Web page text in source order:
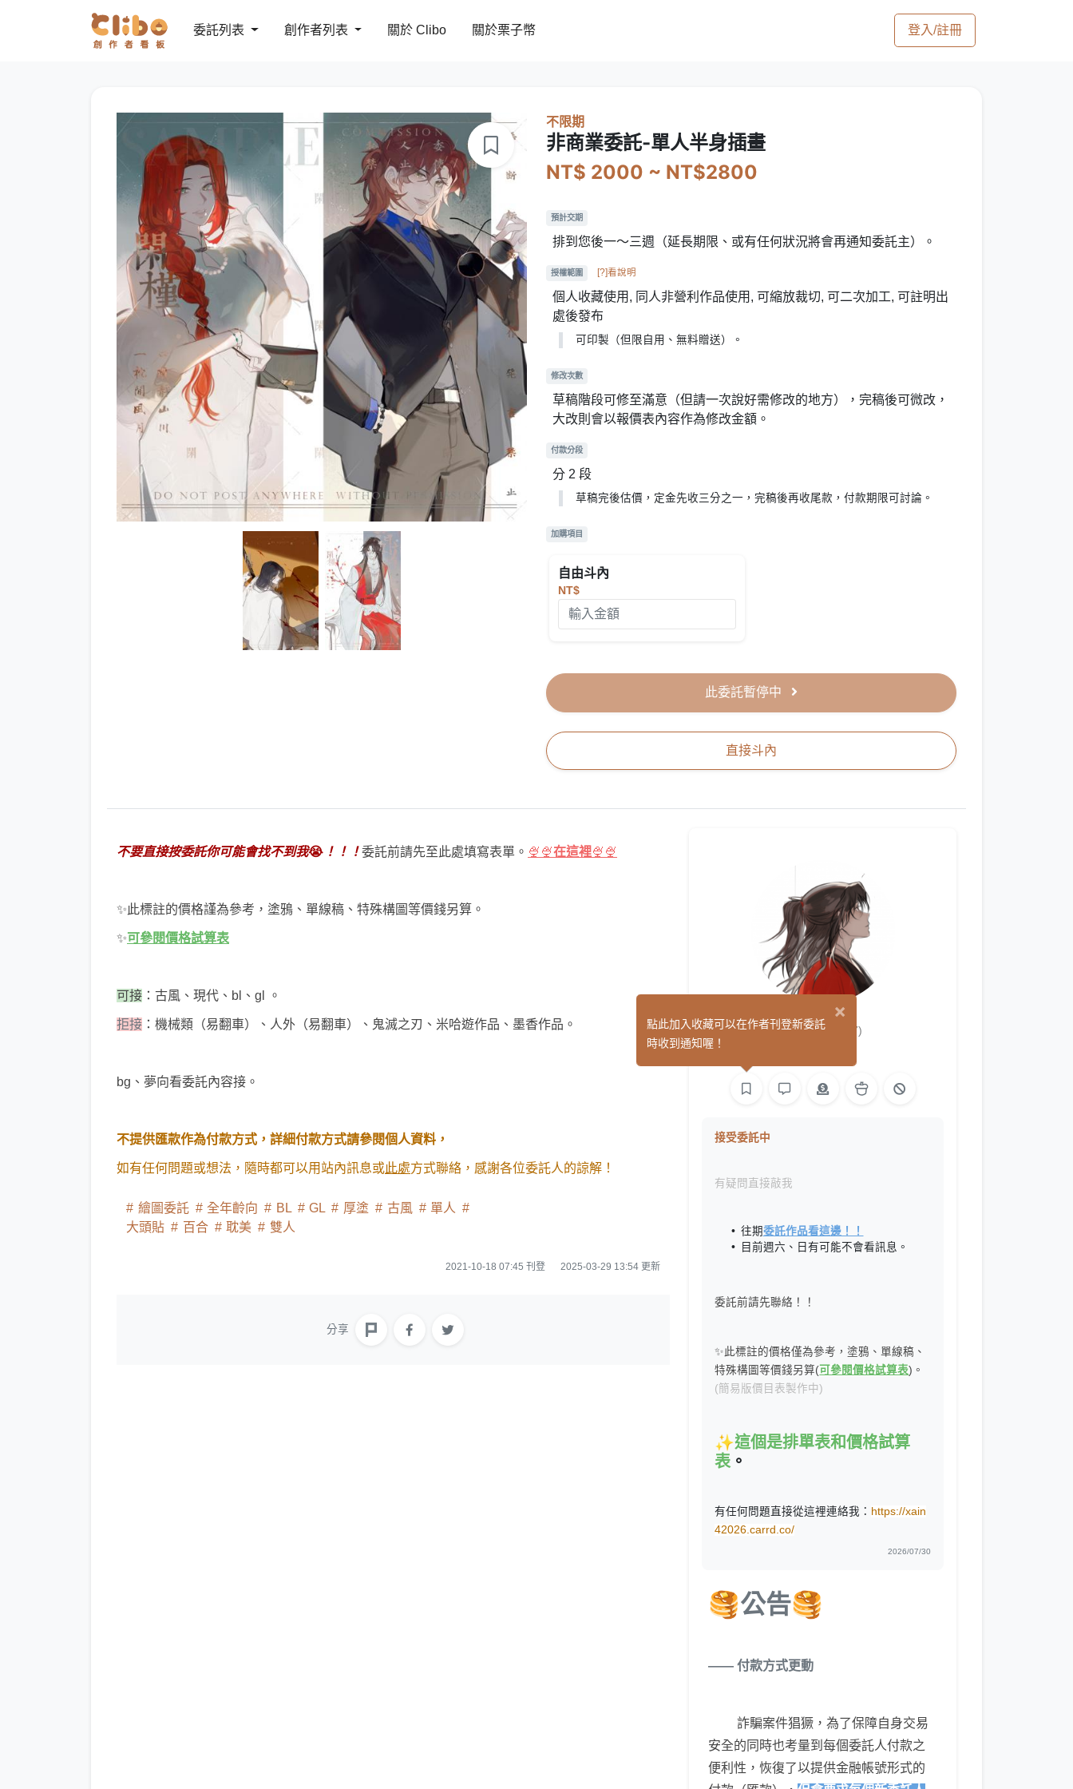
委託列表 創作者列表 關於 Clibo 關於栗子幣 登入/註冊
不限期
非商業委託-單人半身插畫
NT$ 2000 ~ NT$2800
預計交期
排到您後一～三週（延長期限、或有任何狀況將會再通知委託主）。
授權範圍 [?]看說明
個人收藏使用, 同人非營利作品使用, 可縮放裁切, 可二次加工, 可註明出
處後發布
可印製（但限自用、無料贈送）。
修改次數
草稿階段可修至滿意（但請一次說好需修改的地方），完稿後可微改，
大改則會以報價表內容作為修改金額。
付款分段
分 2 段
草稿完後估價，定金先收三分之一，完稿後再收尾款，付款期限可討論。
加購項目
自由斗內
NT$
此委託暫停中
直接斗內
不要直接按委託你可能會找不到我😭 ！！！委託前請先至此處填寫表單。 🍨🍨在這裡🍨🍨
✨此標註的價格謹為參考，塗鴉、單線稿、特殊構圖等價錢另算。
✨可參閱價格試算表
可接 ：古風、現代、bl、gl 。
拒接 ：機械類（易翻車）、人外（易翻車）、鬼滅之刃、米哈遊作品、墨香作品。
bg、夢向看委託內容接。
不提供匯款作為付款方式，詳細付款方式請參閱個人資料，
如有任何問題或想法，隨時都可以用站內訊息或此處方式聯絡，感謝各位委託人的諒解！
繪圖委託 全年齡向 BL GL 厚塗 古風
單人
大頭貼
百合 耽美 雙人
2021-10-18 07:45 刊登 2025-03-29 13:54 更新
分享
閑槿 (7)
接受委託中
有疑問直接敲我
往期委託作品看這邊！！
目前週六、日有可能不會看訊息。
委託前請先聯絡！！
✨此標註的價格僅為參考，塗鴉、單線稿、
特殊構圖等價錢另算(可參閱價格試算表)。
(簡易版價目表製作中)
✨這個是排單表和價格試算
表。
有任何問題直接從這裡連絡我： https://xain
42026.carrd.co/
2026/07/30
🥞公告🥞
—— 付款方式更動
⠀⠀⠀詐騙案件猖獗，為了保障自身交易
安全的同時也考量到每個委託人付款之
便利性，恢復了以提供金融帳號形式的
×
點此加入收藏可以在作者刊登新委託
時收到通知喔！